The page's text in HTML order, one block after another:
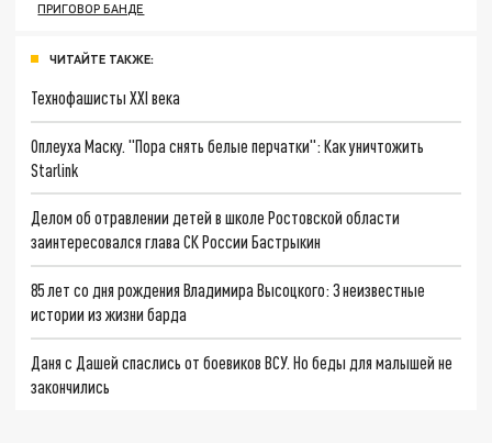
ПРИГОВОР БАНДЕ
ЧИТАЙТЕ ТАКЖЕ:
Технофашисты XXI века
Оплеуха Маску. "Пора снять белые перчатки": Как уничтожить
Starlink
Делом об отравлении детей в школе Ростовской области
заинтересовался глава СК России Бастрыкин
85 лет со дня рождения Владимира Высоцкого: 3 неизвестные
истории из жизни барда
Даня с Дашей спаслись от боевиков ВСУ. Но беды для малышей не
закончились